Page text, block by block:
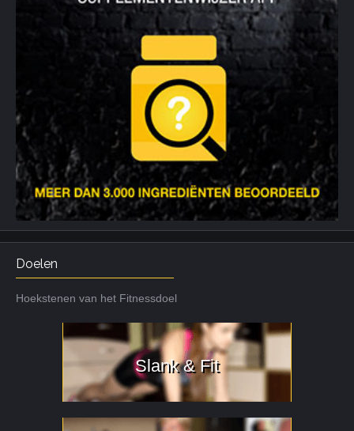
Doelen
Hoekstenen van het Fitnessdoel
Slank & Fit